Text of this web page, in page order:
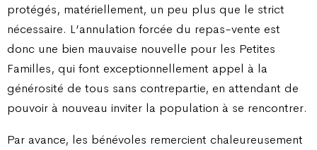
protégés, matériellement, un peu plus que le strict
nécessaire. L’annulation forcée du repas-vente est
donc une bien mauvaise nouvelle pour les Petites
Familles, qui font exceptionnellement appel à la
générosité de tous sans contrepartie, en attendant de
pouvoir à nouveau inviter la population à se rencontrer.
Par avance, les bénévoles remercient chaleureusement